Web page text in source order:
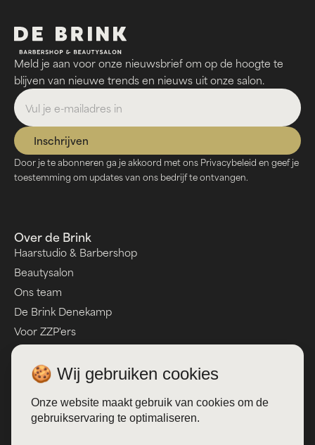
Meld je aan voor onze nieuwsbrief om op de hoogte te
blijven van nieuwe trends en nieuws uit onze salon.
Door je te abonneren ga je akkoord met ons Privacybeleid en geef je
toestemming om updates van ons bedrijf te ontvangen.
Over de Brink
Haarstudio & Barbershop
Beautysalon
Ons team
De Brink Denekamp
Voor ZZP'ers
Kom in contact
Prijslijst
Volg ons
🍪 Wij gebruiken cookies
Onze website maakt gebruik van cookies om de
gebruikservaring te optimaliseren.